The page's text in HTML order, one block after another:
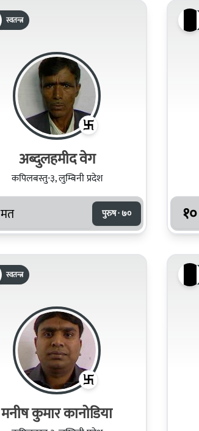
स्वतन्त्र
अब्दुलहमीद वेग
कपिलबस्तु-३, लुम्बिनी प्रदेश
मत पुरुष · ७० १०
स्वतन्त्र
मनीष कुमार कानोडिया